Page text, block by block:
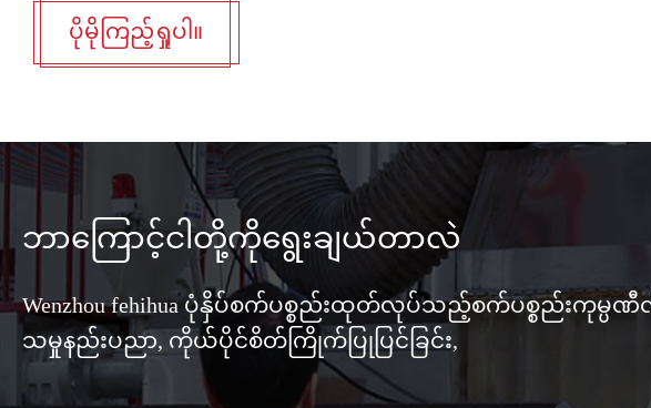
ပိုမိုကြည့်ရှုပါ။
ဘာကြောင့်ငါတို့ကိုရွေးချယ်တာလဲ
Wenzhou fehihua ပုံနှိပ်စက်ပစ္စည်းထုတ်လုပ်သည့်စက်ပစ္စည်း
သမှုနည်းပညာ, ကိုယ်ပိုင်စိတ်ကြိုက်ပြုပြင်ခြင်း,